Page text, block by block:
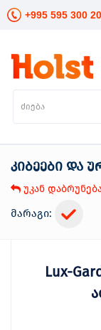
+995 595 300
კიბეები და
უკან
მარაგი:
Lux-
კატალოგი
განათება
ელექტრო
მოვლა
მცენარეთა